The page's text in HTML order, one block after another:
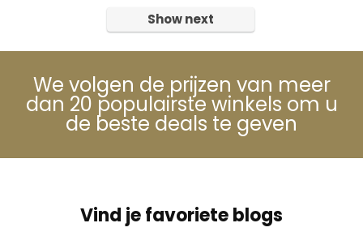
Show next
We volgen de prijzen van meer
dan 20 populairste winkels om u
de beste deals te geven
Vind je favoriete blogs